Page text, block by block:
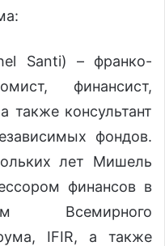
Santi) – франко-
финансист,
также консультант
фондов.
лет Мишель
финансов в
Всемирного
IFIR, а также